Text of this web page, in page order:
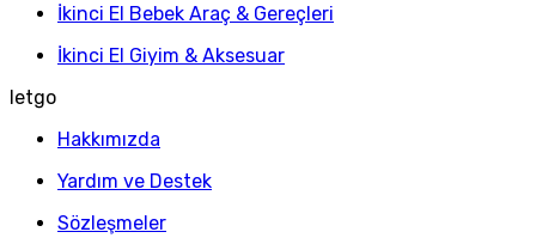
İkinci El Bebek Araç & Gereçleri
İkinci El Giyim & Aksesuar
letgo
Hakkımızda
Yardım ve Destek
Sözleşmeler